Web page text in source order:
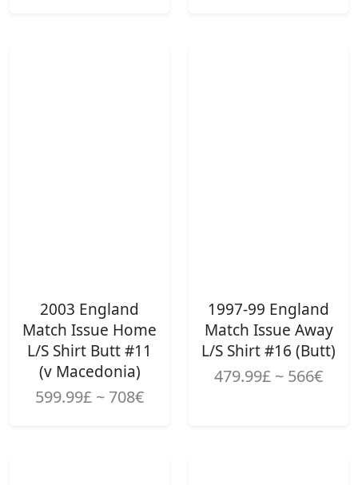
2003 England
Match Issue Home
L/S Shirt Butt #11
(v Macedonia)
599.99£ ~ 708€
1997-99 England
Match Issue Away
L/S Shirt #16 (Butt)
479.99£ ~ 566€